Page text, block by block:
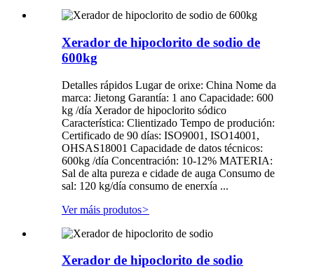
Xerador de hipoclorito de sodio de
600kg
Detalles rápidos Lugar de orixe: China Nome da
marca: Jietong Garantía: 1 ano Capacidade: 600
kg /día Xerador de hipoclorito sódico
Característica: Clientizado Tempo de produción:
Certificado de 90 días: ISO9001, ISO14001,
OHSAS18001 Capacidade de datos técnicos:
600kg /día Concentración: 10-12% MATERIA:
Sal de alta pureza e cidade de auga Consumo de
sal: 120 kg/día consumo de enerxía ...
Ver máis produtos>
Xerador de hipoclorito de sodio